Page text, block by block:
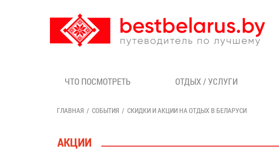
ЧТО ПОСМОТРЕТЬ ОТДЫХ / УСЛУГИ
ГЛАВНАЯ СОБЫТИЯ СКИДКИ И АКЦИИ НА ОТДЫХ В БЕЛАРУСИ
АКЦИИ